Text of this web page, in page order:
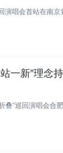
唱会首站在南京
一新”理念
叠”巡回演唱会合